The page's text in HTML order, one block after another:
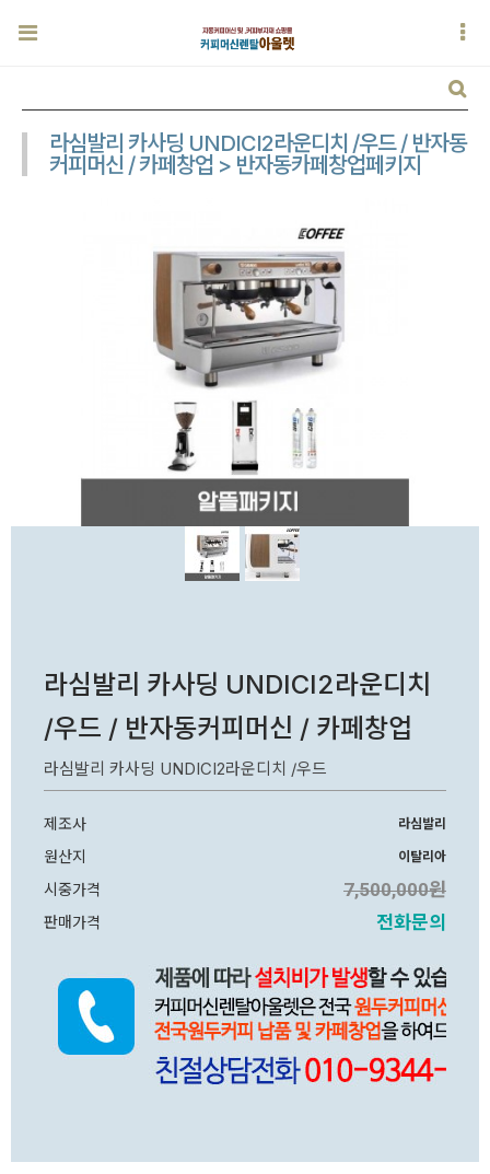
라심발리 카사딩 UNDICI2라운디치 /우드 / 반자동
커피머신 / 카페창업 > 반자동카페창업페키지
라심발리 카사딩 UNDICI2라운디치
/우드 / 반자동커피머신 / 카페창업
라심발리 카사딩 UNDICI2라운디치 /우드
제조사 라심발리
원산지 이탈리아
시중가격 7,500,000원
판매가격 전화문의